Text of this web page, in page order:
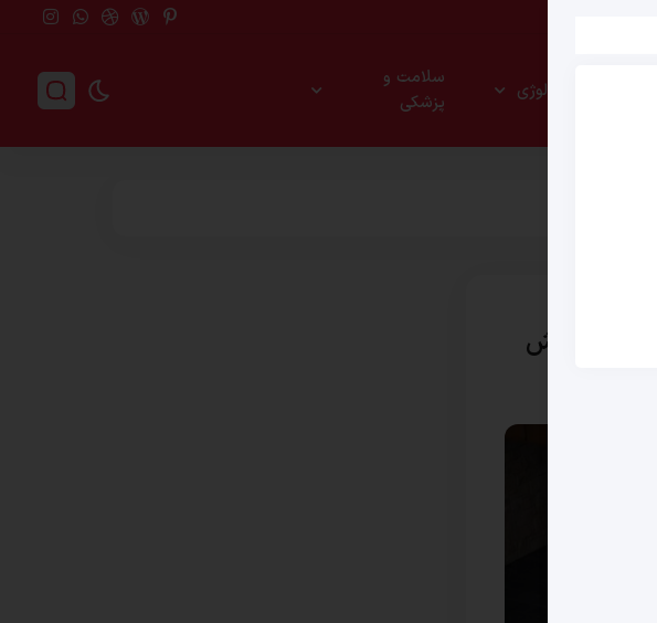
تکنولوژی
سلامت و
پزشکی